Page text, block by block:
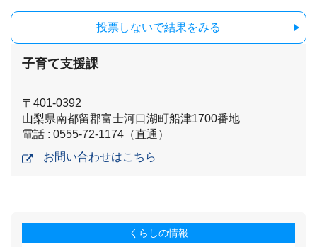
投票しないで結果をみる
子育て支援課
〒401-0392
山梨県南都留郡富士河口湖町船津1700番地
電話 : 0555-72-1174（直通）
お問い合わせはこちら
くらしの情報